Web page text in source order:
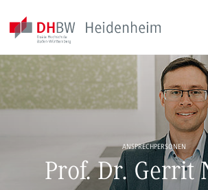
ANSPRECHPERSONEN
Prof. Dr. Gerrit